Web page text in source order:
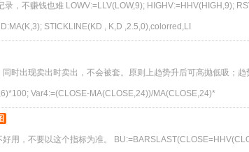
，不赚钱也难 LOWV:=LLV(LOW,9); HIGHV:=HHV(HIGH,9);
STICKLINE(KD , K,D ,2.5,0),colorred,LI
时出现卖出时卖出，不会被套。原则上趋势升后可高抛低吸；趋
Var4:=(CLOSE-MA(CLOSE,24))/MA(CLOSE,24)*
用，不要以这个指标为准。